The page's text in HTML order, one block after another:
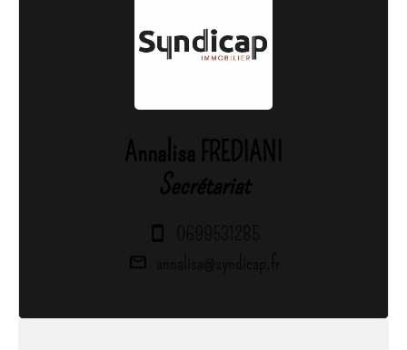
Annalisa FREDIANI
Secrétariat
0699531285
annalisa@syndicap.fr